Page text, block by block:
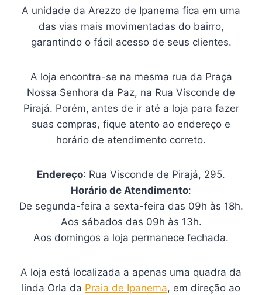
A unidade da Arezzo de Ipanema fica em uma
das vias mais movimentadas do bairro,
garantindo o fácil acesso de seus clientes.
A loja encontra-se na mesma rua da Praça
Nossa Senhora da Paz, na Rua Visconde de
Pirajá. Porém, antes de ir até a loja para fazer
suas compras, fique atento ao endereço e
horário de atendimento correto.
Endereço: Rua Visconde de Pirajá, 295.
Horário de Atendimento:
De segunda-feira a sexta-feira das 09h às 18h.
Aos sábados das 09h às 13h.
Aos domingos a loja permanece fechada.
A loja está localizada a apenas uma quadra da
linda Orla da Praia de Ipanema, em direção ao